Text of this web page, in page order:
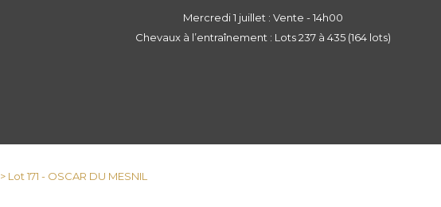
Mercredi 1 juillet : Vente - 14h00
Chevaux à l’entraînement : Lots 237 à 435 (164 lots)
> Lot 171 - OSCAR DU MESNIL